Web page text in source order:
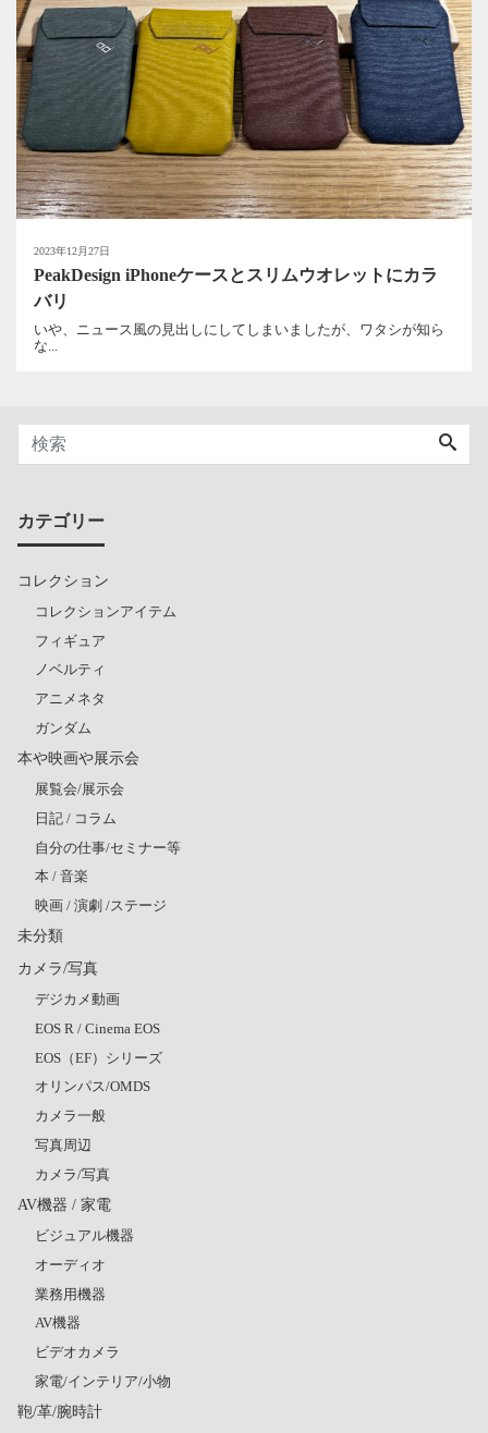
2023年12月27日
PeakDesign iPhoneケースとスリムウオレットにカラ
バリ
いや、ニュース風の見出しにしてしまいましたが、ワタシが知ら
な...
カテゴリー
コレクション
コレクションアイテム
フィギュア
ノベルティ
アニメネタ
ガンダム
本や映画や展示会
展覧会/展示会
日記 / コラム
自分の仕事/セミナー等
本 / 音楽
映画 / 演劇 /ステージ
未分類
カメラ/写真
デジカメ動画
EOS R / Cinema EOS
EOS（EF）シリーズ
オリンパス/OMDS
カメラ一般
写真周辺
カメラ/写真
AV機器 / 家電
ビジュアル機器
オーディオ
業務用機器
AV機器
ビデオカメラ
家電/インテリア/小物
鞄/革/腕時計